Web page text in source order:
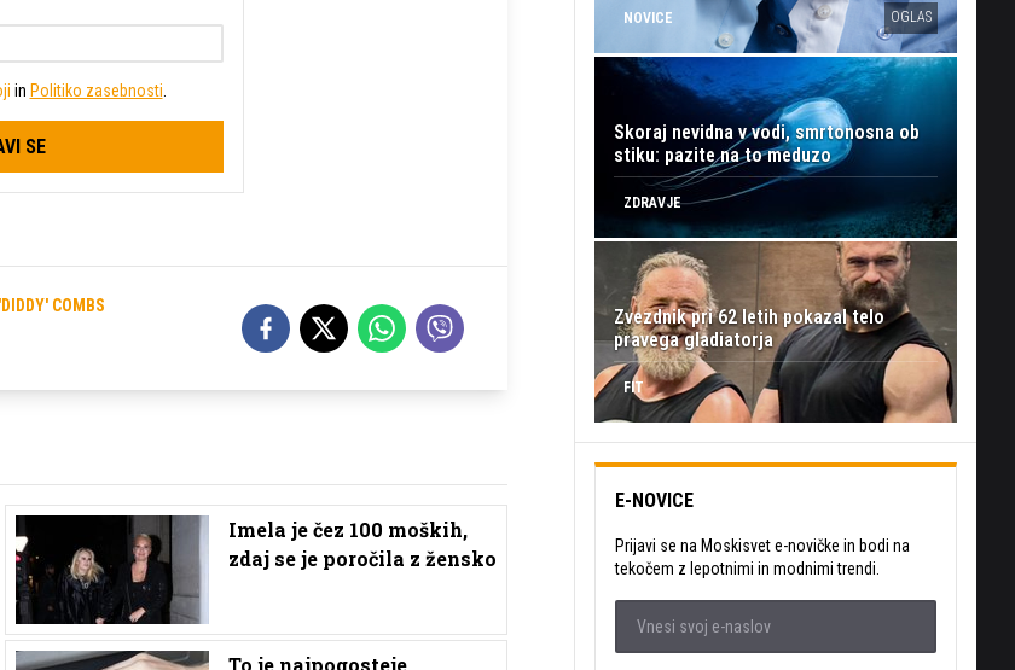
in Politiko zasebnosti.
SE
COMBS
Imela je čez 100 moških,
zdaj se je poročila z žensko
To je najpogosteje
NOVICE OGLAS
Skoraj nevidna v vodi, smrtonosna ob
stiku: pazite na to meduzo
ZDRAVJE
Zvezdnik pri 62 letih pokazal telo
pravega gladiatorja
FIT
E-NOVICE
Prijavi se na Moskisvet e-novičke in bodi na
tekočem z lepotnimi in modnimi trendi.